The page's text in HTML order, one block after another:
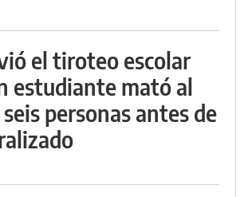
el tiroteo escolar
estudiante mató al
personas antes de